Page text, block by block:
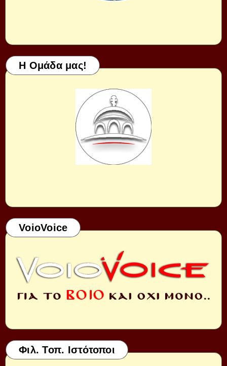
Η Ομάδα μας!
VoioVoice
Φιλ. Τοπ. Ιστότοποι